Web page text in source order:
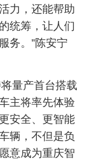
力，还能帮助
统筹，让人们
务。”陈安宁
量产首台搭载
主将率先体验
安全、更智能
辆，不但是负
意成为重庆智